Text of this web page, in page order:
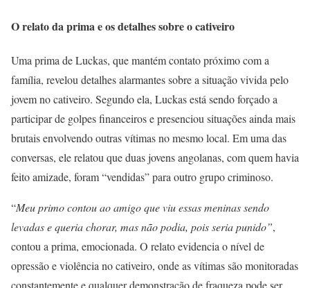
O relato da prima e os detalhes sobre o cativeiro
Uma prima de Luckas, que mantém contato próximo com a
família, revelou detalhes alarmantes sobre a situação vivida pelo
jovem no cativeiro. Segundo ela, Luckas está sendo forçado a
participar de golpes financeiros e presenciou situações ainda mais
brutais envolvendo outras vítimas no mesmo local. Em uma das
conversas, ele relatou que duas jovens angolanas, com quem havia
feito amizade, foram “vendidas” para outro grupo criminoso.
“Meu primo contou ao amigo que viu essas meninas sendo
levadas e queria chorar, mas não podia, pois seria punido”,
contou a prima, emocionada. O relato evidencia o nível de
opressão e violência no cativeiro, onde as vítimas são monitoradas